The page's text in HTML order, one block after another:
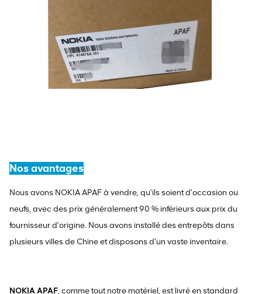
Nos avantages
Nous avons NOKIA APAF à vendre, qu'ils soient d'occasion ou
neufs, avec des prix généralement 90 % inférieurs aux prix du
fournisseur d'origine. Nous avons installé des entrepôts dans
plusieurs villes de Chine et disposons d'un vaste inventaire.
NOKIA APAF, comme tout notre matériel, est livré en standard